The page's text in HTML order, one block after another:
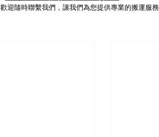
歡迎隨時聯繫我們，讓我們為您提供專業的搬運服務